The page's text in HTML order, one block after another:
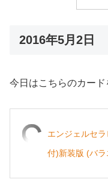
2016年5月2日
今日はこちらのカード
エンジェルセ
付)新装版 (バラ